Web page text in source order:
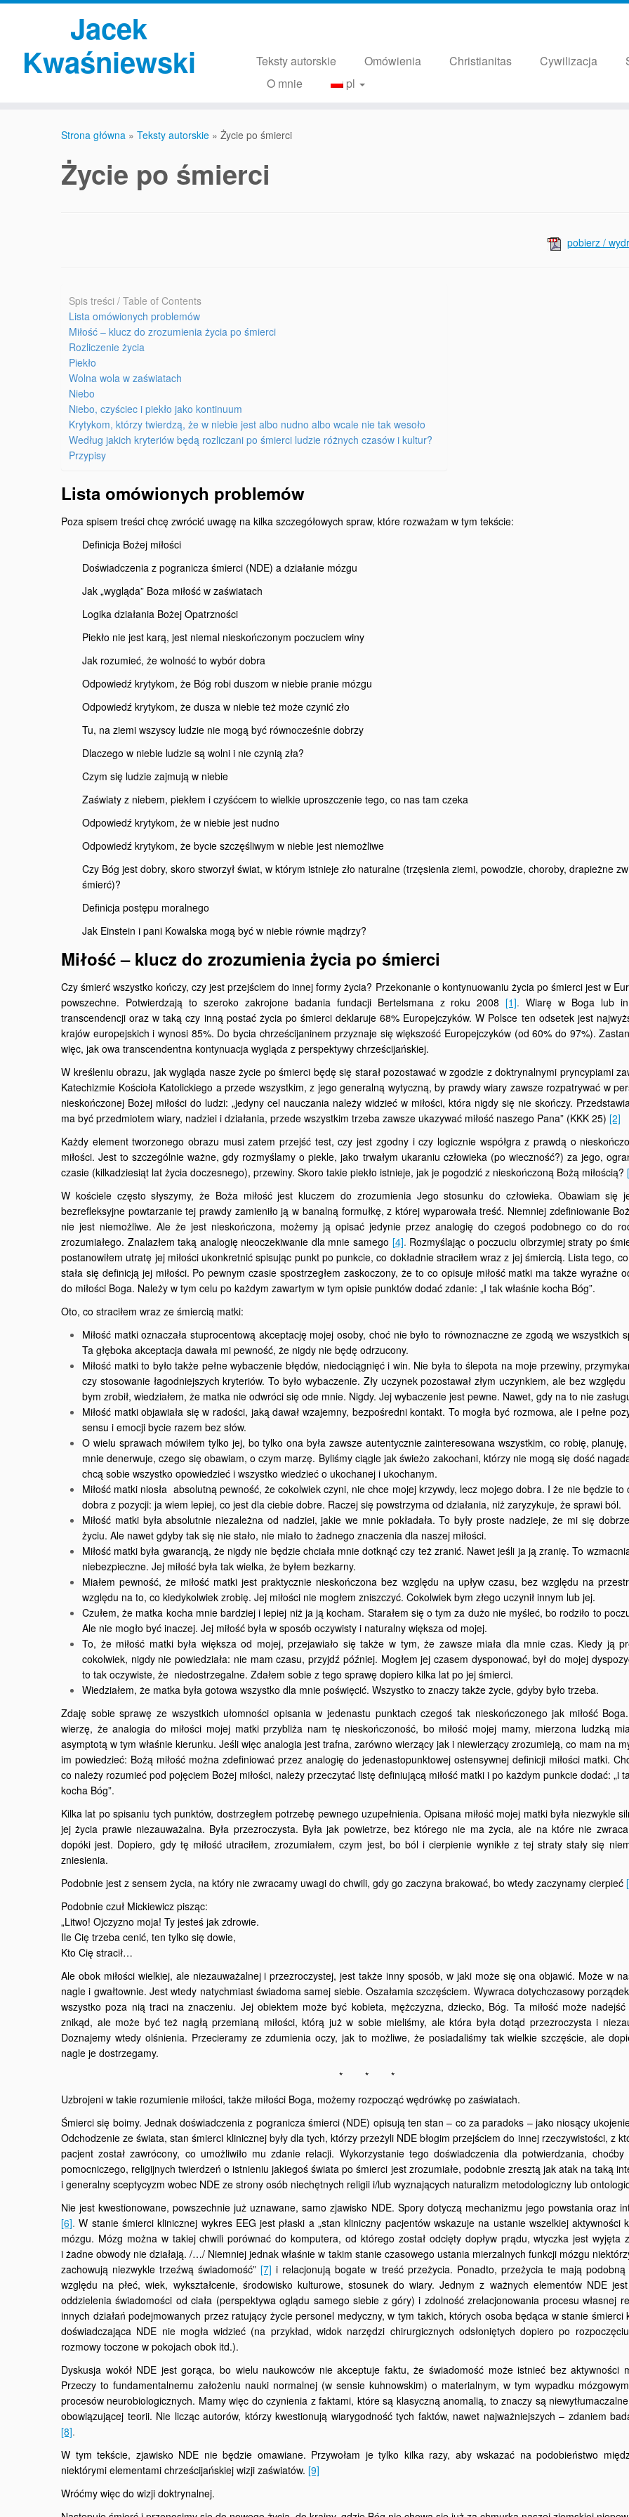
Przejdź
Jacek
Kwaśniewski
Teksty autorskie Omówienia Christianitas Cywilizacja
O mnie
pl
Strona główna » Teksty autorskie » Życie po śmierci
Życie po śmierci
pobierz /
Spis treści / Table of Contents
Lista omówionych problemów
Miłość – klucz do zrozumienia życia po śmierci
Rozliczenie życia
Piekło
Wolna wola w zaświatach
Niebo
Niebo, czyściec i piekło jako kontinuum
Krytykom, którzy twierdzą, że w niebie jest albo nudno albo wcale nie tak wesoło
Według jakich kryteriów będą rozliczani po śmierci ludzie różnych czasów i kultur?
Przypisy
Lista omówionych problemów
Poza spisem treści chcę zwrócić uwagę na kilka szczegółowych spraw, które rozważam w tym tekście:
Definicja Bożej miłości
Doświadczenia z pogranicza śmierci (NDE) a działanie mózgu
Jak „wygląda” Boża miłość w zaświatach
Logika działania Bożej Opatrzności
Piekło nie jest karą, jest niemal nieskończonym poczuciem winy
Jak rozumieć, że wolność to wybór dobra
Odpowiedź krytykom, że Bóg robi duszom w niebie pranie mózgu
Odpowiedź krytykom, że dusza w niebie też może czynić zło
Tu, na ziemi wszyscy ludzie nie mogą być równocześnie dobrzy
Dlaczego w niebie ludzie są wolni i nie czynią zła?
Czym się ludzie zajmują w niebie
Zaświaty z niebem, piekłem i czyśćcem to wielkie uproszczenie tego, co nas tam czeka
Odpowiedź krytykom, że w niebie jest nudno
Odpowiedź krytykom, że bycie szczęśliwym w niebie jest niemożliwe
Czy Bóg jest dobry, skoro stworzył świat, w którym istnieje zło naturalne (trzęsienia ziemi, powodzie, choroby, drapieżne
śmierć)?
Definicja postępu moralnego
Jak Einstein i pani Kowalska mogą być w niebie równie mądrzy?
Miłość – klucz do zrozumienia życia po śmierci
Czy śmierć wszystko kończy, czy jest przejściem do innej formy życia? Przekonanie o kontynuowaniu życia po śmierci jest w
powszechne. Potwierdzają to szeroko zakrojone badania fundacji Bertelsmana z roku 2008 [1].Wiarę w Boga lub
transcendencji oraz w taką czy inną postać życia po śmierci deklaruje 68% Europejczyków. W Polsce ten odsetek jest
krajów europejskich i wynosi 85%. Do bycia chrześcijaninem przyznaje się większość Europejczyków (od 60% do 97%).
więc, jak owa transcendentna kontynuacja wygląda z perspektywy chrześcijańskiej.
W kreśleniu obrazu, jak wygląda nasze życie po śmierci będę się starał pozostawać w zgodzie z doktrynalnymi pryncypiami
Katechizmie Kościoła Katolickiego a przede wszystkim, z jego generalną wytyczną, by prawdy wiary zawsze rozpatrywać w
nieskończonej Bożej miłości do ludzi: „jedyny cel nauczania należy widzieć w miłości, która nigdy się nie skończy.
ma być przedmiotem wiary, nadziei i działania, przede wszystkim trzeba zawsze ukazywać miłość naszego Pana” (KKK 25) [2]
Każdy element tworzonego obrazu musi zatem przejść test, czy jest zgodny i czy logicznie współgra z prawdą o
miłości. Jest to szczególnie ważne, gdy rozmyślamy o piekle, jako trwałym ukaraniu człowieka (po wieczność?) za jego,
czasie (kilkadziesiąt lat życia doczesnego), przewiny. Skoro takie piekło istnieje, jak je pogodzić z nieskończoną Bożą miłością?
W kościele często słyszymy, że Boża miłość jest kluczem do zrozumienia Jego stosunku do człowieka. Obawiam się
bezrefleksyjne powtarzanie tej prawdy zamieniło ją w banalną formułkę, z której wyparowała treść. Niemniej zdefiniowanie
nie jest niemożliwe. Ale że jest nieskończona, możemy ją opisać jedynie przez analogię do czegoś podobnego co do
zrozumiałego. Znalazłem taką analogię nieoczekiwanie dla mnie samego [4]. Rozmyślając o poczuciu olbrzymiej straty po
postanowiłem utratę jej miłości ukonkretnić spisując punkt po punkcie, co dokładnie straciłem wraz z jej śmiercią. Lista tego, co
stała się definicją jej miłości. Po pewnym czasie spostrzegłem zaskoczony, że to co opisuje miłość matki ma także wyraźne
do miłości Boga. Należy w tym celu po każdym zawartym w tym opisie punktów dodać zdanie: „I tak właśnie kocha Bóg”.
Oto, co straciłem wraz ze śmiercią matki:
Miłość matki oznaczała stuprocentową akceptację mojej osoby, choć nie było to równoznaczne ze zgodą we wszystkich
Ta głęboka akceptacja dawała mi pewność, że nigdy nie będę odrzucony.
Miłość matki to było także pełne wybaczenie błędów, niedociągnięć i win. Nie była to ślepota na moje przewiny,
czy stosowanie łagodniejszych kryteriów. To było wybaczenie. Zły uczynek pozostawał złym uczynkiem, ale bez
bym zrobił, wiedziałem, że matka nie odwróci się ode mnie. Nigdy. Jej wybaczenie jest pewne. Nawet, gdy na to nie
Miłość matki objawiała się w radości, jaką dawał wzajemny, bezpośredni kontakt. To mogła być rozmowa, ale i pełne
sensu i emocji bycie razem bez słów.
O wielu sprawach mówiłem tylko jej, bo tylko ona była zawsze autentycznie zainteresowana wszystkim, co robię,
mnie denerwuje, czego się obawiam, o czym marzę. Byliśmy ciągle jak świeżo zakochani, którzy nie mogą się dość
chcą sobie wszystko opowiedzieć i wszystko wiedzieć o ukochanej i ukochanym.
Miłość matki niosła absolutną pewność, że cokolwiek czyni, nie chce mojej krzywdy, lecz mojego dobra. I że nie będzie to
dobra z pozycji: ja wiem lepiej, co jest dla ciebie dobre. Raczej się powstrzyma od działania, niż zaryzykuje, że sprawi ból.
Miłość matki była absolutnie niezależna od nadziei, jakie we mnie pokładała. To były proste nadzieje, że mi się
życiu. Ale nawet gdyby tak się nie stało, nie miało to żadnego znaczenia dla naszej miłości.
Miłość matki była gwarancją, że nigdy nie będzie chciała mnie dotknąć czy też zranić. Nawet jeśli ja ją zranię. To
niebezpieczne. Jej miłość była tak wielka, że byłem bezkarny.
Miałem pewność, że miłość matki jest praktycznie nieskończona bez względu na upływ czasu, bez względu na
względu na to, co kiedykolwiek zrobię. Jej miłości nie mogłem zniszczyć. Cokolwiek bym złego uczynił innym lub jej.
Czułem, że matka kocha mnie bardziej i lepiej niż ja ją kocham. Starałem się o tym za dużo nie myśleć, bo rodziło to
Ale nie mogło być inaczej. Jej miłość była w sposób oczywisty i naturalny większa od mojej.
To, że miłość matki była większa od mojej, przejawiało się także w tym, że zawsze miała dla mnie czas. Kiedy ją
cokolwiek, nigdy nie powiedziała: nie mam czasu, przyjdź później. Mogłem jej czasem dysponować, był do mojej
to tak oczywiste, że niedostrzegalne. Zdałem sobie z tego sprawę dopiero kilka lat po jej śmierci.
Wiedziałem, że matka była gotowa wszystko dla mnie poświęcić. Wszystko to znaczy także życie, gdyby było trzeba.
Zdaję sobie sprawę ze wszystkich ułomności opisania w jedenastu punktach czegoś tak nieskończonego jak miłość
wierzę, że analogia do miłości mojej matki przybliża nam tę nieskończoność, bo miłość mojej mamy, mierzona ludzką
asymptotą w tym właśnie kierunku. Jeśli więc analogia jest trafna, zarówno wierzący jak i niewierzący zrozumieją, co mam na
im powiedzieć: Bożą miłość można zdefiniować przez analogię do jedenastopunktowej ostensywnej definicji miłości matki.
co należy rozumieć pod pojęciem Bożej miłości, należy przeczytać listę definiującą miłość matki i po każdym punkcie dodać: „i
kocha Bóg”.
Kilka lat po spisaniu tych punktów, dostrzegłem potrzebę pewnego uzupełnienia. Opisana miłość mojej matki była niezwykle
jej życia prawie niezauważalna. Była przezroczysta. Była jak powietrze, bez którego nie ma życia, ale na które nie
dopóki jest. Dopiero, gdy tę miłość utraciłem, zrozumiałem, czym jest, bo ból i cierpienie wynikłe z tej straty stały się
zniesienia.
Podobnie jest z sensem życia, na który nie zwracamy uwagi do chwili, gdy go zaczyna brakować, bo wtedy zaczynamy cierpieć
Podobnie czuł Mickiewicz pisząc:
„Litwo! Ojczyzno moja! Ty jesteś jak zdrowie.
Ile Cię trzeba cenić, ten tylko się dowie,
Kto Cię stracił…
Ale obok miłości wielkiej, ale niezauważalnej i przezroczystej, jest także inny sposób, w jaki może się ona objawić. Może w
nagle i gwałtownie. Jest wtedy natychmiast świadoma samej siebie. Oszałamia szczęściem. Wywraca dotychczasowy
wszystko poza nią traci na znaczeniu. Jej obiektem może być kobieta, mężczyzna, dziecko, Bóg. Ta miłość może
znikąd, ale może być też nagłą przemianą miłości, którą już w sobie mieliśmy, ale która była dotąd przezroczysta i
Doznajemy wtedy olśnienia. Przecieramy ze zdumienia oczy, jak to możliwe, że posiadaliśmy tak wielkie szczęście, ale
nagle je dostrzegamy.
* * *
Uzbrojeni w takie rozumienie miłości, także miłości Boga, możemy rozpocząć wędrówkę po zaświatach.
Śmierci się boimy. Jednak doświadczenia z pogranicza śmierci (NDE) opisują ten stan – co za paradoks – jako niosący
Odchodzenie ze świata, stan śmierci klinicznej były dla tych, którzy przeżyli NDE błogim przejściem do innej rzeczywistości, z
pacjent został zawrócony, co umożliwiło mu zdanie relacji. Wykorzystanie tego doświadczenia dla potwierdzania, choćby
pomocniczego, religijnych twierdzeń o istnieniu jakiegoś świata po śmierci jest zrozumiałe, podobnie zresztą jak atak na taką
i generalny sceptycyzm wobec NDE ze strony osób niechętnych religii i/lub wyznających naturalizm metodologiczny lub
Nie jest kwestionowane, powszechnie już uznawane, samo zjawisko NDE. Spory dotyczą mechanizmu jego powstania oraz
[6].W stanie śmierci klinicznej wykres EEG jest płaski a „stan kliniczny pacjentów wskazuje na ustanie wszelkiej aktywności
mózgu. Mózg można w takiej chwili porównać do komputera, od którego został odcięty dopływ prądu, wtyczka jest wyjęta
i żadne obwody nie działają. /…/ Niemniej jednak właśnie w takim stanie czasowego ustania mierzalnych funkcji mózgu
zachowują niezwykle trzeźwą świadomość” [7] i relacjonują bogate w treść przeżycia. Ponadto, przeżycia te mają
względu na płeć, wiek, wykształcenie, środowisko kulturowe, stosunek do wiary. Jednym z ważnych elementów NDE
oddzielenia świadomości od ciała (perspektywa oglądu samego siebie z góry) i zdolność zrelacjonowania procesu własnej
innych działań podejmowanych przez ratujący życie personel medyczny, w tym takich, których osoba będąca w stanie śmierci
doświadczająca NDE nie mogła widzieć (na przykład, widok narzędzi chirurgicznych odsłoniętych dopiero po
rozmowy toczone w pokojach obok itd.).
Dyskusja wokół NDE jest gorąca, bo wielu naukowców nie akceptuje faktu, że świadomość może istnieć bez aktywności
Przeczy to fundamentalnemu założeniu nauki normalnej (w sensie kuhnowskim) o materialnym, w tym wypadku
procesów neurobiologicznych. Mamy więc do czynienia z faktami, które są klasyczną anomalią, to znaczy są
obowiązującej teorii. Nie licząc autorów, którzy kwestionują wiarygodność tych faktów, nawet najważniejszych – zdaniem
[8].
W tym tekście, zjawisko NDE nie będzie omawiane. Przywołam je tylko kilka razy, aby wskazać na podobieństwo
niektórymi elementami chrześcijańskiej wizji zaświatów. [9]
Wróćmy więc do wizji doktrynalnej.